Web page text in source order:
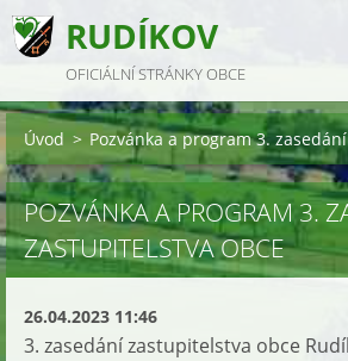
RUDÍKOV
OFICIÁLNÍ STRÁNKY OBCE
Úvod > Pozvánka a program 3.
POZVÁNKA A PROGRAM 3.
ZASTUPITELSTVA OBCE
26.04.2023 11:46
3. zasedání zastupitelstva obce